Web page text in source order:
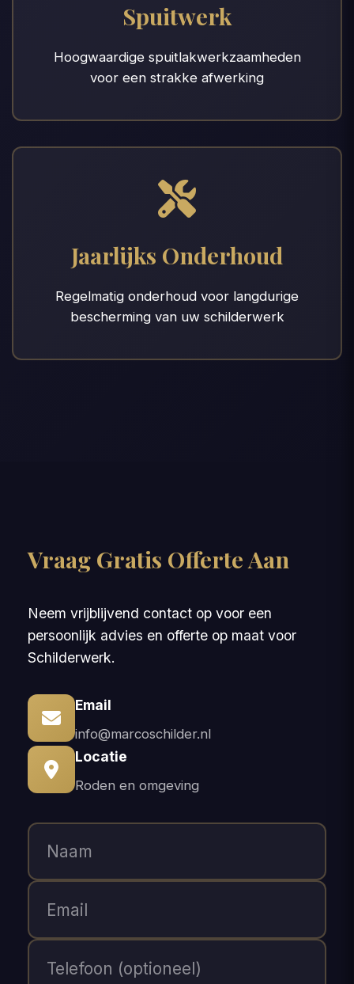
Spuitwerk
Hoogwaardige spuitlakwerkzaamheden
voor een strakke afwerking
Jaarlijks Onderhoud
Regelmatig onderhoud voor langdurige
bescherming van uw schilderwerk
Vraag Gratis Offerte Aan
Neem vrijblijvend contact op voor een
persoonlijk advies en offerte op maat voor
Schilderwerk.
Email
info@marcoschilder.nl
Locatie
Roden en omgeving